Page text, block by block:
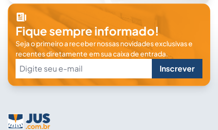
Fique sempre informado!
Seja o primeiro a receber nossas novidades exclusivas e
recentes diretamente em sua caixa de entrada.
Inscrever